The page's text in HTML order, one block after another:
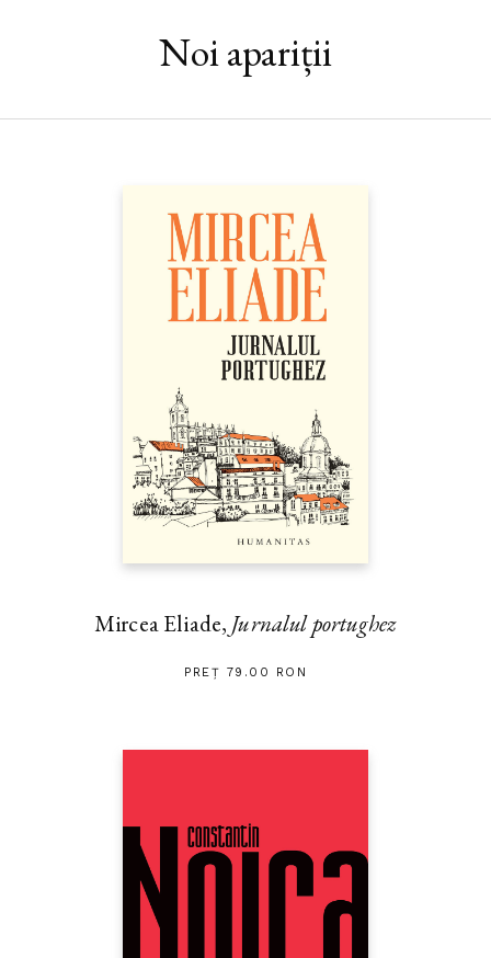
În Biblia ebraică, cele două cărți ale lui Samuel, profetul a cărui
naștere e relatată la începutul lor, constituie o singură unitate
imaginează profund și critic trăirile personajelor în mijlocul
frământărilor politice și al situațiilor familiale complicate care le
modelează. Nu doar personajele principale – Samuel, Saul și
David –, ci și cele episodice (fiii lui Eli, înțeleapta Abigail,
nefericita Mihal și soțui ei, Paltiel, credinciosul Urie etc.)
alcătuiesc o galerie de portrete complexe, care incită la
reflecție. Iar ilustrările virtuților și năravurilor ce se înfruntă
permanent în natura umană ne transmit învățături valabile în
orice timp. Pe lângă textele narative întrepătrunse cu dialog, se
remarcă și minunate poeme (de ex. Cântarea Anei, din 1Sam 2,
sau psalmul lui David din 2Sam 22).
Un loc important îl ocupă Chivotul Legământului, ca principală
moștenire identitară a perioadei constituirii poporului. Evocarea
prezenței Chivotului în diverse situații e un mod de a întreține
conștiința că reușita existenței lui Israel este garantată de
petrecută în circumstanțe deosebite anunță un destin cu totul
special, întrupează, asemenea lui Moise, această reușită și idealul
militar și lider religios, ales și inspirat de Dumnezeu. Ca ultim
fiindu-i prevestite ineficiența și dispariția.
va cuprinde traducerile tuturor textelor Bibliei ebraice și al
doilea din secțiunea a doua a acesteia, Neviim („Profeții“),
însoțite de studii introductive, note și comentarii.
Acest proiect se derulează în cadrul Colegiului Noua Europă.
Noi apariții
Mircea Eliade, Jurnalul portughez
PREȚ 79.00 RON